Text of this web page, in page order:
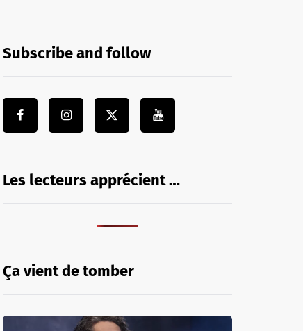
Subscribe and follow
Les lecteurs apprécient …
Ça vient de tomber